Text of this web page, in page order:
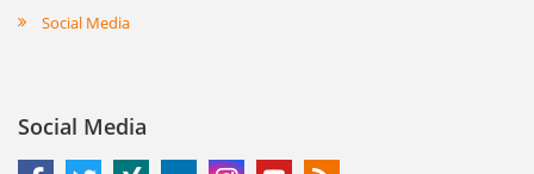
Social Media
Social Media